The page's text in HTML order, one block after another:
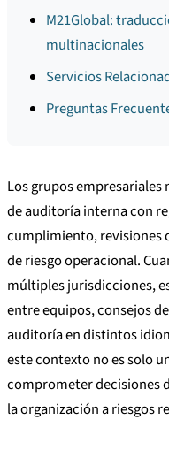
M21Global:
multinacionales
Servicios
Preguntas
Los grupos
de auditoría interna con
cumplimiento, revisiones
de riesgo operacional.
múltiples jurisdicciones,
entre equipos, consejos
auditoría en distintos
este contexto no es solo
comprometer decisiones
la organización a riesgos